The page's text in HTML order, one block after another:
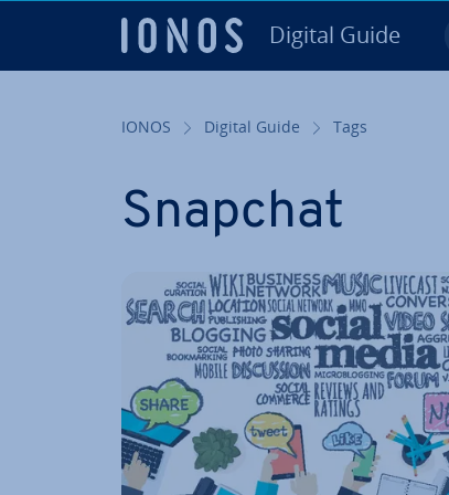
Digital Guide
IONOS Digital Guide Tags
Snapchat